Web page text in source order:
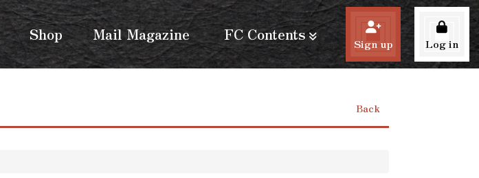
Shop Mail Magazine FC Contents Sign up Log in
Back